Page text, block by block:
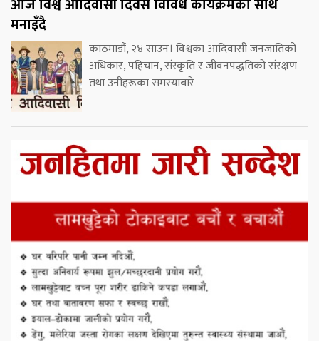
आज विश्व आदिवासी दिवस विविध कार्यक्रमका साथ
मनाइँदै
काठमाडौं, २४ साउन। विश्वका आदिवासी जनजातिको
अधिकार, पहिचान, संस्कृति र जीवनपद्धतिको संरक्षण
तथा उनीहरूका समस्याबारे